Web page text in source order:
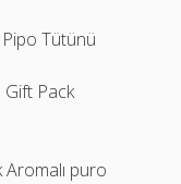
Tütünü
Gift Pack
Aromalı puro